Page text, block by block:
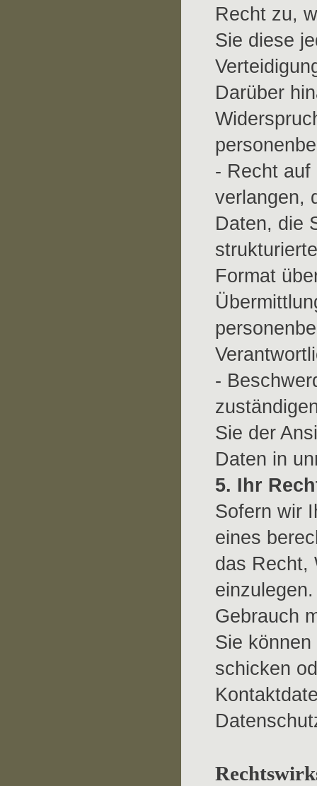
Recht zu,
Sie diese
Darüber
- Recht auf
verlangen,
Daten, die
Format
-
Sie der
Daten in
5. Ihr
Sofern wir
eines
das Recht,
Gebrauch
Sie
schicken